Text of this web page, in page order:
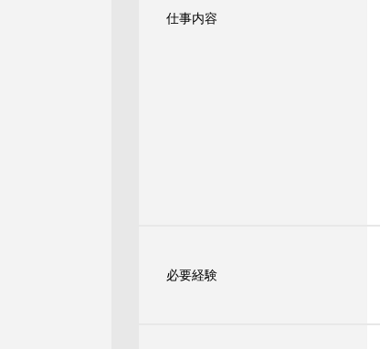
仕事内容
必要経験